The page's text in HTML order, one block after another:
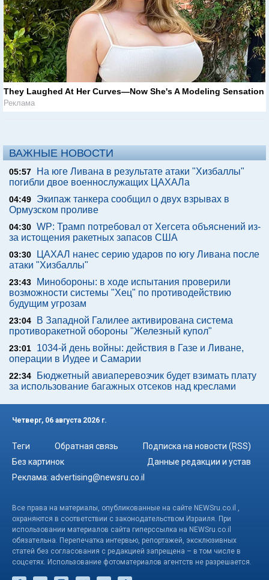
They Laughed At Her Curves—Now She's A Modeling Sensation
Реклама
ВАЖНЫЕ НОВОСТИ
05:57
На юге Ливана в результате атаки "Хизбаллы"
погибли двое военнослужащих ЦАХАЛа
04:49
Экипаж танкера сообщил о двух взрывах в
Ормузском проливе
04:30 WP: Трамп потребовал от Хегсета объяснений из-
за истощения ракетных запасов США
03:30
ЦАХАЛ нанес серию ударов по югу Ливана после
атаки "Хизбаллы"
23:43
Минобороны: в ходе испытания проверили
возможности системы "Хец" по противодействию
будущим угрозам
23:04
В Западной Галилее активирована система
противоракетной обороны "Железный купол"
23:01
1034-й день войны: действия в Газе и Ливане,
операции в Иудее и Самарии
22:34
Бюджетный авиаперевозчик будет взимать плату
за использование багажных отсеков над креслами
Четверг, 06 августа 2026 г.
Теги Обратная связь
Подписка на новости (RSS)
Без картинок
Данные редакции и устав
Реклама: advertising@newsru.co.il
Все права на материалы, опубликованные на сайте NEWSru.co.il ,
охраняются в соответствии с законодательством Израиля. При
использовании материалов сайта гиперссылка на NEWSru.co.il
обязательна. Перепечатка интервью, репортажей, эксклюзивных
статей без согласования с редакцией запрещена – в том числе в
соцсетях. Использование фотоматериалов агентств не разрешается.